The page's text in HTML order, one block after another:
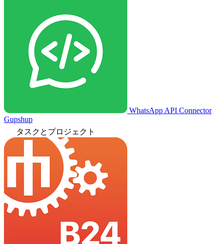
WhatsApp API Connector
Gupshup
タスクとプロジェクト